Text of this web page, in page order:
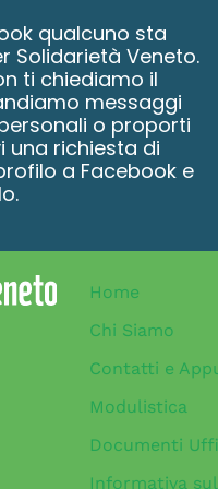
qualcuno sta
Solidarietà Veneto.
ti chiediamo il
messaggi
o proporti
una richiesta di
a Facebook e
Home
Chi Siamo
Contatti e
Modulistica
Documenti
Informativa